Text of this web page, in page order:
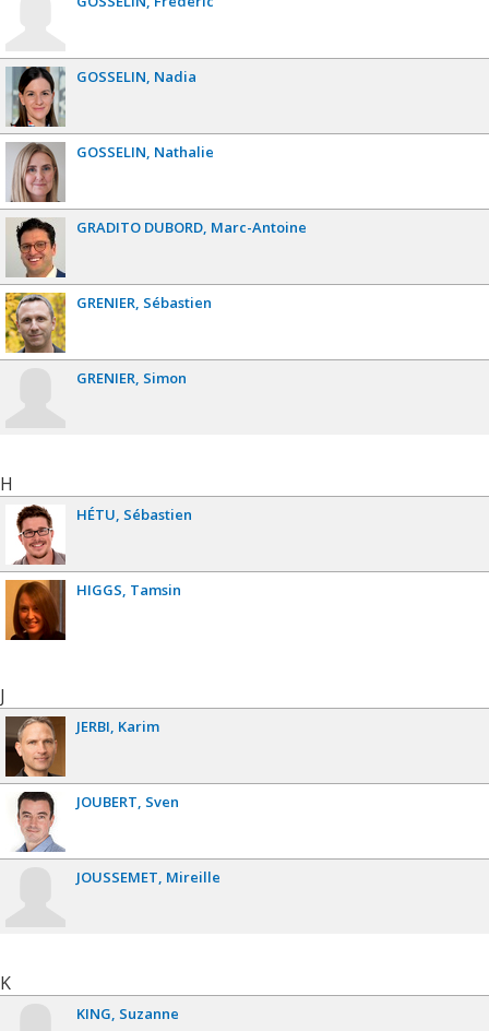
GOSSELIN Nadia
GOSSELIN Nathalie
GRADITO DUBORD Marc-Antoine
GRENIER Sébastien
GRENIER Simon
H
HÉTU Sébastien
HIGGS Tamsin
J
JERBI Karim
JOUBERT Sven
JOUSSEMET Mireille
K
KING Suzanne